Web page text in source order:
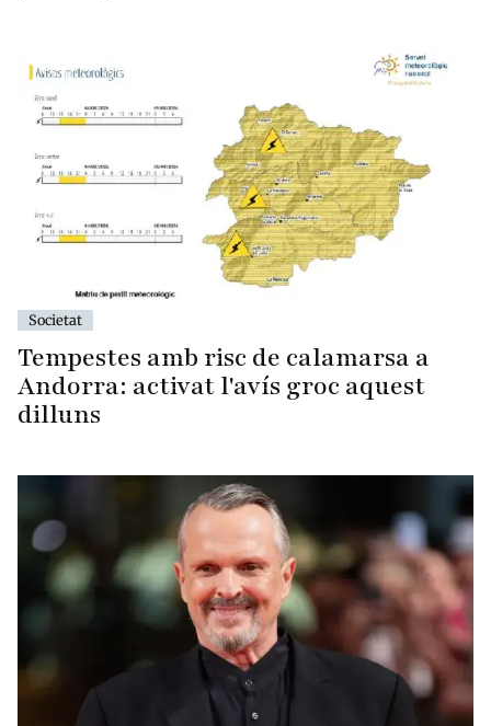
Societat
Tempestes amb risc de calamarsa a
Andorra: activat l'avís groc aquest
dilluns